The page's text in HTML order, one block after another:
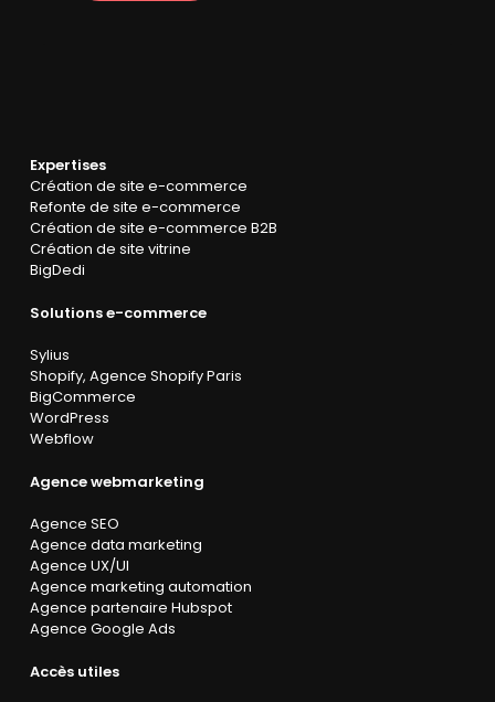
Expertises
Création de site e-commerce
Refonte de site e-commerce
Création de site e-commerce B2B
Création de site vitrine
BigDedi
Solutions e-commerce
Sylius
Shopify, Agence Shopify Paris
BigCommerce
WordPress
Webflow
Agence webmarketing
Agence SEO
Agence data marketing
Agence UX/UI
Agence marketing automation
Agence partenaire Hubspot
Agence Google Ads
Accès utiles